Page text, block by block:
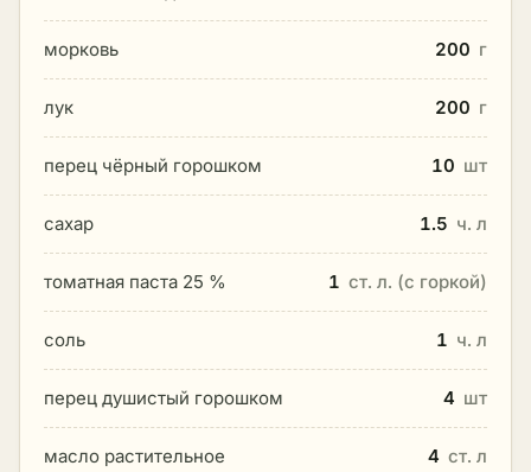
морковь 200 г
лук 200 г
перец чёрный горошком 10 шт
сахар 1.5 ч. л
томатная паста 25 % 1 ст. л. (с горкой)
соль 1 ч. л
перец душистый горошком 4 шт
масло растительное 4 ст. л